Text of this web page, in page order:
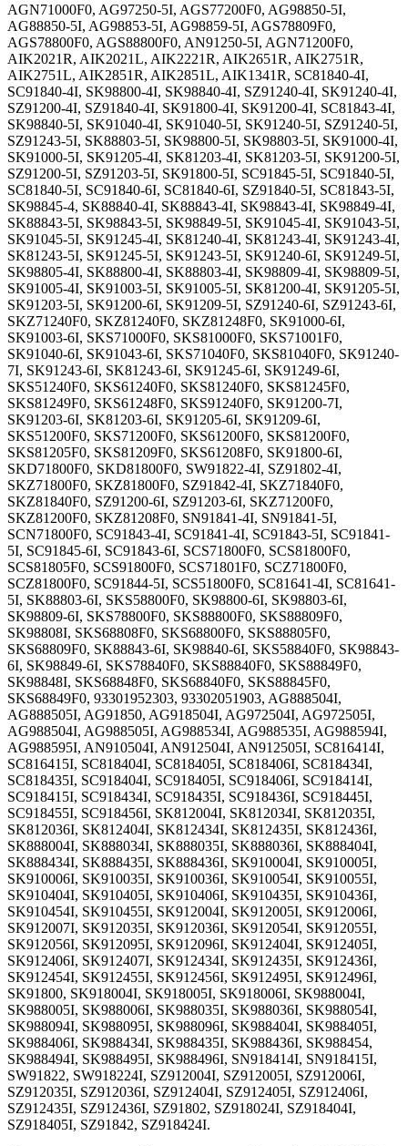
AGN71000F0, AG97250-5I, AGS77200F0, AG98850-5I,
AG88850-5I, AG98853-5I, AG98859-5I, AGS78809F0,
AGS78800F0, AGS88800F0, AN91250-5I, AGN71200F0,
AIK2021R, AIK2021L, AIK2221R, AIK2651R, AIK2751R,
AIK2751L, AIK2851R, AIK2851L, AIK1341R, SC81840-4I,
SC91840-4I, SK98800-4I, SK98840-4I, SZ91240-4I, SK91240-4I,
SZ91200-4I, SZ91840-4I, SK91800-4I, SK91200-4I, SC81843-4I,
SK98840-5I, SK91040-4I, SK91040-5I, SK91240-5I, SZ91240-5I,
SZ91243-5I, SK88803-5I, SK98800-5I, SK98803-5I, SK91000-4I,
SK91000-5I, SK91205-4I, SK81203-4I, SK81203-5I, SK91200-5I,
SZ91200-5I, SZ91203-5I, SK91800-5I, SC91845-5I, SC91840-5I,
SC81840-5I, SC91840-6I, SC81840-6I, SZ91840-5I, SC81843-5I,
SK98845-4, SK88840-4I, SK88843-4I, SK98843-4I, SK98849-4I,
SK88843-5I, SK98843-5I, SK98849-5I, SK91045-4I, SK91043-5I,
SK91045-5I, SK91245-4I, SK81240-4I, SK81243-4I, SK91243-4I,
SK81243-5I, SK91245-5I, SK91243-5I, SK91240-6I, SK91249-5I,
SK98805-4I, SK88800-4I, SK88803-4I, SK98809-4I, SK98809-5I,
SK91005-4I, SK91003-5I, SK91005-5I, SK81200-4I, SK91205-5I,
SK91203-5I, SK91200-6I, SK91209-5I, SZ91240-6I, SZ91243-6I,
SKZ71240F0, SKZ81240F0, SKZ81248F0, SK91000-6I,
SK91003-6I, SKS71000F0, SKS81000F0, SKS71001F0,
SK91040-6I, SK91043-6I, SKS71040F0, SKS81040F0, SK91240-
7I, SK91243-6I, SK81243-6I, SK91245-6I, SK91249-6I,
SKS51240F0, SKS61240F0, SKS81240F0, SKS81245F0,
SKS81249F0, SKS61248F0, SKS91240F0, SK91200-7I,
SK91203-6I, SK81203-6I, SK91205-6I, SK91209-6I,
SKS51200F0, SKS71200F0, SKS61200F0, SKS81200F0,
SKS81205F0, SKS81209F0, SKS61208F0, SK91800-6I,
SKD71800F0, SKD81800F0, SW91822-4I, SZ91802-4I,
SKZ71800F0, SKZ81800F0, SZ91842-4I, SKZ71840F0,
SKZ81840F0, SZ91200-6I, SZ91203-6I, SKZ71200F0,
SKZ81200F0, SKZ81208F0, SN91841-4I, SN91841-5I,
SCN71800F0, SC91843-4I, SC91841-4I, SC91843-5I, SC91841-
5I, SC91845-6I, SC91843-6I, SCS71800F0, SCS81800F0,
SCS81805F0, SCS91800F0, SCS71801F0, SCZ71800F0,
SCZ81800F0, SC91844-5I, SCS51800F0, SC81641-4I, SC81641-
5I, SK88803-6I, SKS58800F0, SK98800-6I, SK98803-6I,
SK98809-6I, SKS78800F0, SKS88800F0, SKS88809F0,
SK98808I, SKS68808F0, SKS68800F0, SKS88805F0,
SKS68809F0, SK88843-6I, SK98840-6I, SKS58840F0, SK98843-
6I, SK98849-6I, SKS78840F0, SKS88840F0, SKS88849F0,
SK98848I, SKS68848F0, SKS68840F0, SKS88845F0,
SKS68849F0, 93301952303, 93302051903, AG888504I,
AG888505I, AG91850, AG918504I, AG972504I, AG972505I,
AG988504I, AG988505I, AG988534I, AG988535I, AG988594I,
AG988595I, AN910504I, AN912504I, AN912505I, SC816414I,
SC816415I, SC818404I, SC818405I, SC818406I, SC818434I,
SC818435I, SC918404I, SC918405I, SC918406I, SC918414I,
SC918415I, SC918434I, SC918435I, SC918436I, SC918445I,
SC918455I, SC918456I, SK812004I, SK812034I, SK812035I,
SK812036I, SK812404I, SK812434I, SK812435I, SK812436I,
SK888004I, SK888034I, SK888035I, SK888036I, SK888404I,
SK888434I, SK888435I, SK888436I, SK910004I, SK910005I,
SK910006I, SK910035I, SK910036I, SK910054I, SK910055I,
SK910404I, SK910405I, SK910406I, SK910435I, SK910436I,
SK910454I, SK910455I, SK912004I, SK912005I, SK912006I,
SK912007I, SK912035I, SK912036I, SK912054I, SK912055I,
SK912056I, SK912095I, SK912096I, SK912404I, SK912405I,
SK912406I, SK912407I, SK912434I, SK912435I, SK912436I,
SK912454I, SK912455I, SK912456I, SK912495I, SK912496I,
SK91800, SK918004I, SK918005I, SK918006I, SK988004I,
SK988005I, SK988006I, SK988035I, SK988036I, SK988054I,
SK988094I, SK988095I, SK988096I, SK988404I, SK988405I,
SK988406I, SK988434I, SK988435I, SK988436I, SK988454,
SK988494I, SK988495I, SK988496I, SN918414I, SN918415I,
SW91822, SW918224I, SZ912004I, SZ912005I, SZ912006I,
SZ912035I, SZ912036I, SZ912404I, SZ912405I, SZ912406I,
SZ912435I, SZ912436I, SZ91802, SZ918024I, SZ918404I,
SZ918405I, SZ91842, SZ918424I.